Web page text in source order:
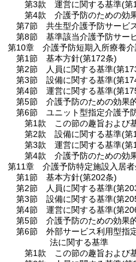
第3款
運営に関する基準(第
第4款
介護予防のための効
第7節
共生型介護予防サービ
第8節
基準該当介護予防サー
第10章
介護予防短期入所療養
第1節
基本方針(第172条)
第2節
人員に関する基準(第
第3節
設備に関する基準(第
第4節
運営に関する基準(第
第5節
介護予防のための効果
第6節
ユニット型指定介護予
第1款
この節の趣旨および
第2款
設備に関する基準(第
第3款
運営に関する基準(第
第4款
介護予防のための効
第11章
介護予防特定施設入居
第1節
基本方針(第202条)
第2節
人員に関する基準(第
第3節
設備に関する基準(第
第4節
運営に関する基準(第
第5節
介護予防のための効果
第6節
外部サービス利用型指
法に関する基準
第1款
この節の趣旨および